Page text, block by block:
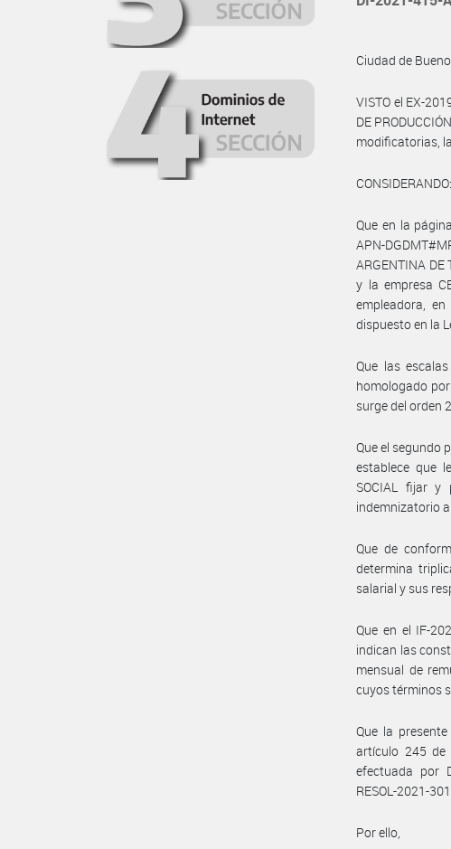
Ciudad de
VISTO el EX-
DE
modificatorias,
CONSIDERANDO:
Que en la
APN-
ARGENTINA DE
y la empresa
empleadora,
dispuesto en la
Que las
homologado
surge del orden
Que el segundo
establece que
SOCIAL fijar y
indemnizatorio
Que de
determina
salarial y sus
Que en el IF-
indican las
mensual de
cuyos términos
Que la
artículo 245 de
efectuada por
RESOL-2021-
Por ello,